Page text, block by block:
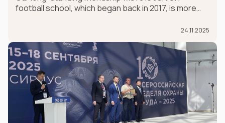
football school, which began back in 2017, is more
24.11.2025